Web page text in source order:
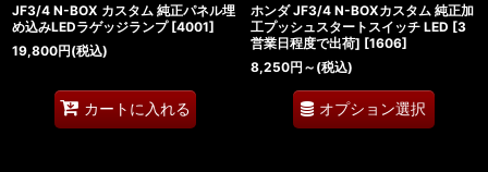
JF3/4 N-BOX カスタム 純正パネル埋
め込みLEDラゲッジランプ [4001]
19,800円(税込)
カートに入れる
ホンダ JF3/4 N-BOXカスタム 純正加
工プッシュスタートスイッチ LED [3
営業日程度で出荷] [1606]
8,250円 ～ (税込)
オプション選択